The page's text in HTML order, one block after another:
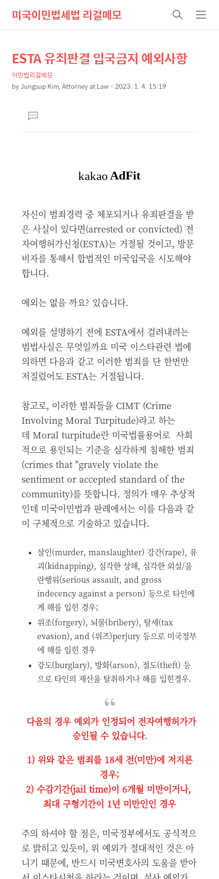
미국이민법세법 리걸메모
검
색
메
뉴
상
세
컨
본
문
제
목
ESTA 유죄판결 입국금지 예외사항
이민법리걸메모
byJungsup Kim, Attorney at Law 2023. 1. 4. 15:19
댓
글
자신이 범죄경력 중 체포되거나 유죄판결을 받
은 사실이 있다면(arrested or convicted) 전
자여행허가신청(ESTA)는 거절될 것이고, 방문
비자를 통해서 합법적인 미국입국을 시도해야
합니다.
예외는 없을 까요? 있습니다.
예외를 설명하기 전에 ESTA에서 걸려내려는
범법사실은 무엇일까요 미국 이스타관련 법에
의하면 다음과 같고 이러한 범죄를 단 한번만
저질렀어도 ESTA는 거절됩니다.
참고로, 이러한 범죄들을 CIMT (Crime
Involving Moral Turpitude)라고 하는
데 Moral turpitude란 미국법률용어로 사회
적으로 용인되는 기준을 심각하게 침해한 범죄
(crimes that "gravely violate the
sentiment or accepted standard of the
community)를 뜻합니다. 정의가 매우 추상적
인데 미국이민법과 판례에서는 이를 다음과 같
이 구체적으로 기술하고 있습니다.
살인(murder, manslaughter) 강간(rape), 유
괴(kidnapping), 심각한 상해, 심각한 외설/음
란행위(serious assault, and gross
indecency against a person) 등으로 타인에
게 해를 입힌 경우;
위조(forgery), 뇌물(bribery), 탈세(tax
evasion), and (위즈)perjury 등으로 미국정부
에 해를 입힌 경우
강도(burglary), 방화(arson), 절도(theft) 등
으로 타인의 재산을 탈취하거나 해를 입힌경우.
다음의 경우 예외가 인정되어 전자여행허가가
승인될 수 있습니다.
1) 위와 같은 범죄를 18세 전(미만)에 저지른
경우;
2) 수감기간(jail time)이 6개월 미만이거나,
최대 구형기간이 1년 미만인인 경우
주의 하셔야 할 점은, 미국정부에서도 공식적으
로 밝히고 있듯이, 위 예외가 절대적인 것은 아
니기 때문에, 반드시 미국변호사의 도움을 받아